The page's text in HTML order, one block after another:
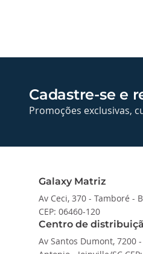
Cadastre-se e
Promoções exclusivas,
Galaxy Matriz
Av Ceci, 370 - Tamboré -
CEP: 06460-120
Centro de
Av Santos Dumont, 7200